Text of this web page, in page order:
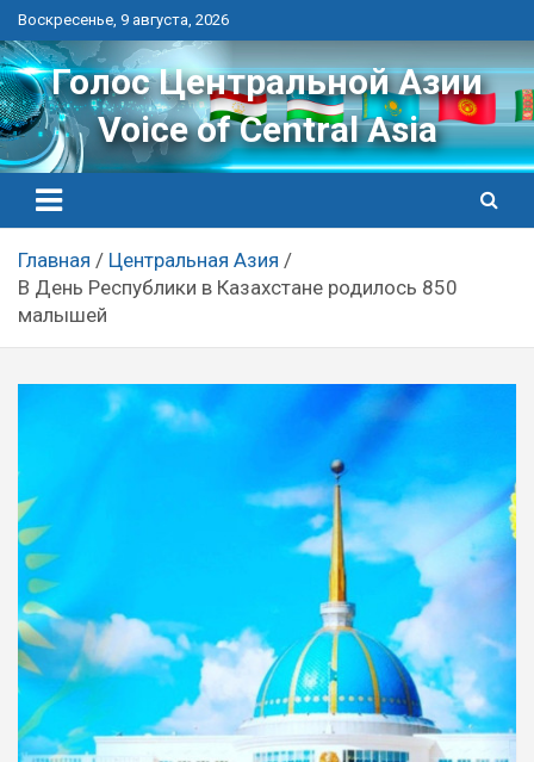
Перейти
к
контенту
Воскресенье, 9 августа, 2026
Голос Центральной Азии
Voice of Central Asia
Главная
Центральная Азия
В День Республики в Казахстане родилось 850
малышей